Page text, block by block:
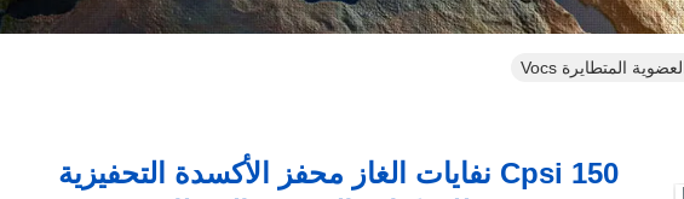
150 Cpsi نفايات الغاز محفز الأكسدة التحفيزية